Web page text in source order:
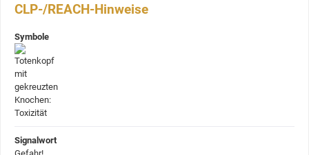
CLP-/REACH-Hinweise
Symbole
Signalwort